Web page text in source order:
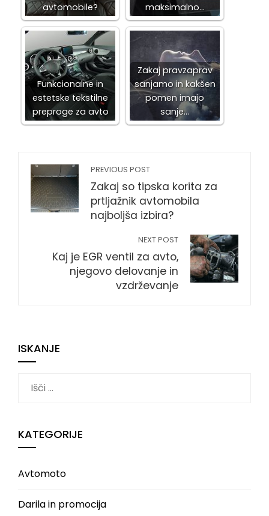
avtomobile?
maksimalno…
Funkcionalne in
estetske tekstilne
preproge za avto
Zakaj pravzaprav
sanjamo in kakšen
pomen imajo
sanje…
PREVIOUS POST
Zakaj so tipska korita za
prtljažnik avtomobila
najboljša izbira?
NEXT POST
Kaj je EGR ventil za avto,
njegovo delovanje in
vzdrževanje
ISKANJE
KATEGORIJE
Avtomoto
Darila in promocija